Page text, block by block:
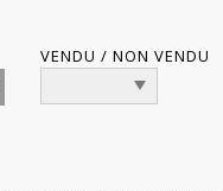
VENDU / NON VENDU